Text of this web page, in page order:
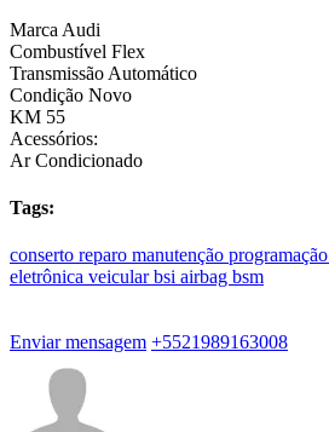
Marca Audi
Combustível Flex
Transmissão Automático
Condição Novo
KM 55
Acessórios:
Ar Condicionado
Tags:
conserto reparo manutenção programação
eletrônica veicularbsi airbag bsm
Enviar mensagem +5521989163008